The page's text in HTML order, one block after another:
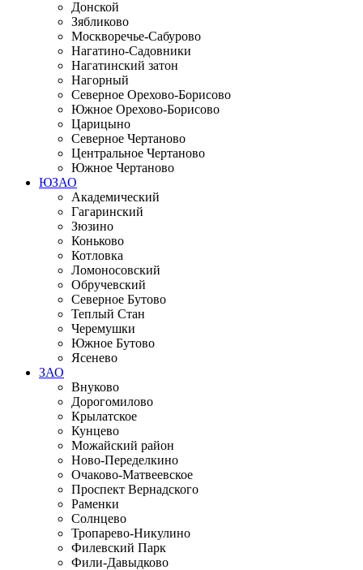
Донской
Зябликово
Москворечье-Сабурово
Нагатино-Садовники
Нагатинский затон
Нагорный
Северное Орехово-Борисово
Южное Орехово-Борисово
Царицыно
Северное Чертаново
Центральное Чертаново
Южное Чертаново
ЮЗАО
Академический
Гагаринский
Зюзино
Коньково
Котловка
Ломоносовский
Обручевский
Северное Бутово
Теплый Стан
Черемушки
Южное Бутово
Ясенево
ЗАО
Внуково
Дорогомилово
Крылатское
Кунцево
Можайский район
Ново-Переделкино
Очаково-Матвеевское
Проспект Вернадского
Раменки
Солнцево
Тропарево-Никулино
Филевский Парк
Фили-Давыдково